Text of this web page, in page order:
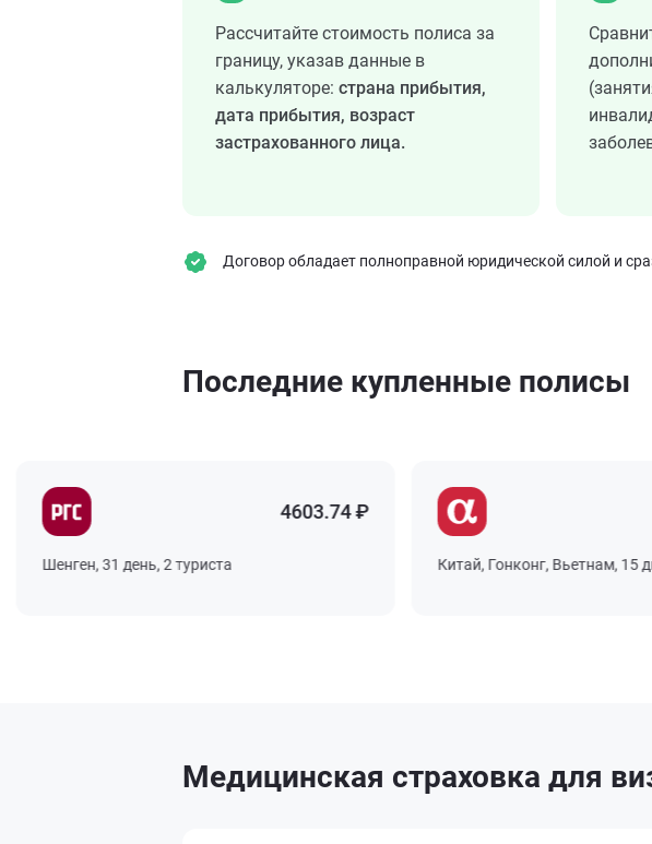
Рассчитайте стоимость полиса за
границу, указав данные в
калькуляторе: страна прибытия,
дата прибытия, возраст
застрахованного лица.
Договор обладает полноправной юридической силой и
Последние купленные полисы
4603.74 ₽
Шенген, 31 день, 2 туриста Китай, Гонконг, Вьетнам, 15
Медицинская страховка для